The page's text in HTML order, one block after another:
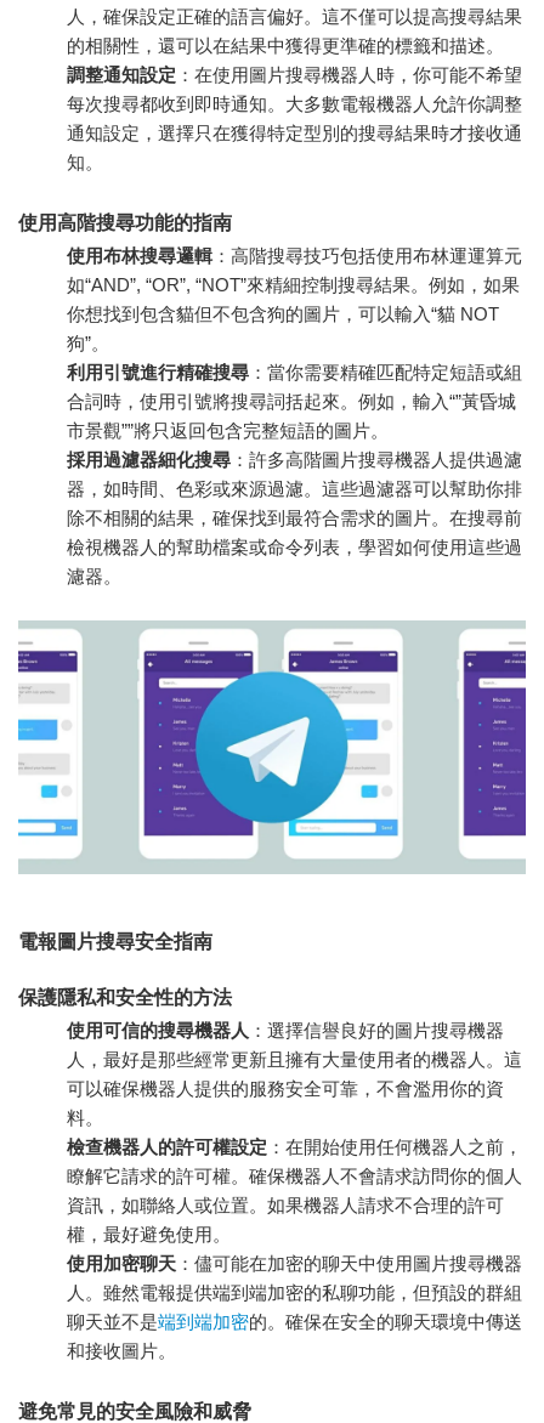
人，確保設定正確的語言偏好。這不僅可以提高搜尋結果
的相關性，還可以在結果中獲得更準確的標籤和描述。
調整通知設定 ：在使用圖片搜尋機器人時，你可能不希望
每次搜尋都收到即時通知。大多數電報機器人允許你調整
通知設定，選擇只在獲得特定型別的搜尋結果時才接收通
知。
使用高階搜尋功能的指南
使用布林搜尋邏輯：高階搜尋技巧包括使用布林運運算元
如“AND”, “OR”, “NOT”來精細控制搜尋結果。例如，如果
你想找到包含貓但不包含狗的圖片，可以輸入“貓 NOT
狗”。
利用引號進行精確搜尋 ：當你需要精確匹配特定短語或組
合詞時，使用引號將搜尋詞括起來。例如，輸入“”黃昏城
市景觀””將只返回包含完整短語的圖片。
採用過濾器細化搜尋 ：許多高階圖片搜尋機器人提供過濾
器，如時間、色彩或來源過濾。這些過濾器可以幫助你排
除不相關的結果，確保找到最符合需求的圖片。在搜尋前
檢視機器人的幫助檔案或命令列表，學習如何使用這些過
濾器。
電報圖片搜尋安全指南
保護隱私和安全性的方法
使用可信的搜尋機器人 ：選擇信譽良好的圖片搜尋機器
人，最好是那些經常更新且擁有大量使用者的機器人。這
可以確保機器人提供的服務安全可靠，不會濫用你的資
料。
檢查機器人的許可權設定 ：在開始使用任何機器人之前，
瞭解它請求的許可權。確保機器人不會請求訪問你的個人
資訊，如聯絡人或位置。如果機器人請求不合理的許可
權，最好避免使用。
使用加密聊天 ：儘可能在加密的聊天中使用圖片搜尋機器
人。雖然電報提供端到端加密的私聊功能，但預設的群組
聊天並不是端到端加密的。確保在安全的聊天環境中傳送
和接收圖片。
避免常見的安全風險和威脅